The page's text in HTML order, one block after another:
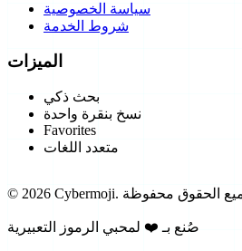
سياسة الخصوصية
شروط الخدمة
الميزات
بحث ذكي
نسخ بنقرة واحدة
Favorites
متعدد اللغات
© 2026 Cybermoji.
صُنع بـ ❤️ لمحبي الرموز التعبيرية